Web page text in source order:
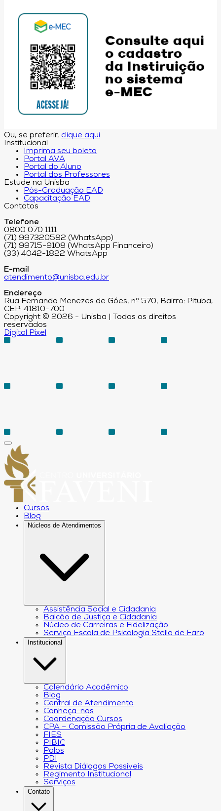
Ou, se preferir, clique aqui
Institucional
Imprima seu boleto
Portal AVA
Portal do Aluno
Portal dos Professores
Estude na Unisba
Pós-Graduação EAD
Capacitação EAD
Contatos
Telefone
0800 070 1111
(71) 997320582 (WhatsApp)
(71) 99715-9108 (WhatsApp Financeiro)
(33) 4042-1822 WhatsApp
E-mail
atendimento@unisba.edu.br
Endereço
Rua Fernando Menezes de Góes, nº 570, Bairro: Pituba,
CEP: 41810-700
Copyright © 2026 - Unisba | Todos os direitos
reservados
Digital Pixel
Cursos
Blog
Núcleos de Atendimentos
Assistência Social e Cidadania
Balcão de Justiça e Cidadania
Núcleo de Carreiras e Fidelização
Serviço Escola de Psicologia Stella de Faro
Institucional
Calendário Acadêmico
Blog
Central de Atendimento
Conheça-nos
Coordenação Cursos
CPA – Comissão Própria de Avaliação
FIES
PIBIC
Polos
PDI
Revista Diálogos Possíveis
Regimento Institucional
Serviços
Contato